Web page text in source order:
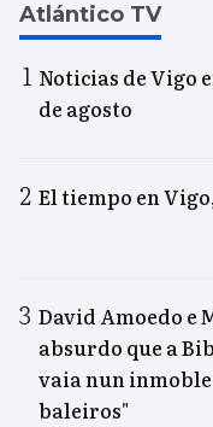
Atlántico TV
Noticias de Vigo
de agosto
El tiempo en
David Amoedo e
absurdo que a
vaia nun
baleiros"